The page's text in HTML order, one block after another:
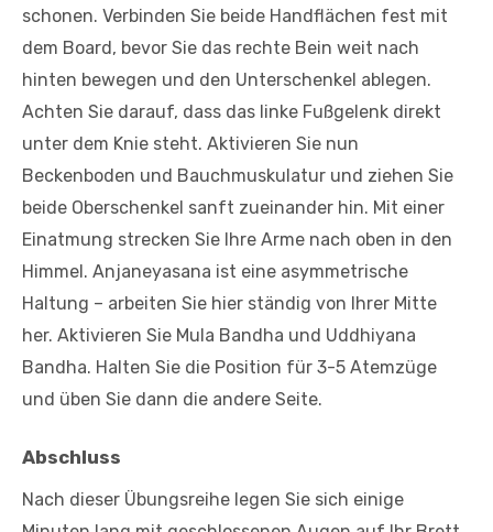
schonen. Verbinden Sie beide Handflächen fest mit
dem Board, bevor Sie das rechte Bein weit nach
hinten bewegen und den Unterschenkel ablegen.
Achten Sie darauf, dass das linke Fußgelenk direkt
unter dem Knie steht. Aktivieren Sie nun
Beckenboden und Bauchmuskulatur und ziehen Sie
beide Oberschenkel sanft zueinander hin. Mit einer
Einatmung strecken Sie Ihre Arme nach oben in den
Himmel. Anjaneyasana ist eine asymmetrische
Haltung – arbeiten Sie hier ständig von Ihrer Mitte
her. Aktivieren Sie Mula Bandha und Uddhiyana
Bandha. Halten Sie die Position für 3-5 Atemzüge
und üben Sie dann die andere Seite.
Abschluss
Nach dieser Übungsreihe legen Sie sich einige